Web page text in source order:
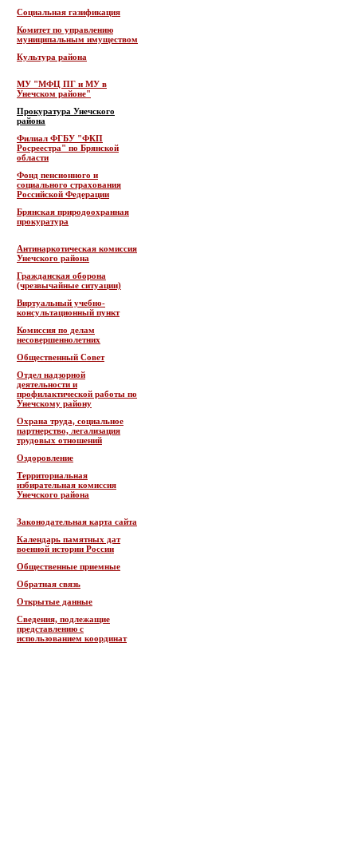
Социальная газификация
Комитет по управлению
муниципальным имуществом
Культура района
МУ "МФЦ ПГ и МУ в
Унечском районе"
Прокуратура Унечского
района
Филиал ФГБУ "ФКП
Росреестра" по Брянской
области
Фонд пенсионного и
социального страхования
Российской Федерации
Брянская природоохранная
прокуратура
Антинаркотическая комиссия
Унечского района
Гражданская оборона
(чрезвычайные ситуации)
Виртуальный учебно-
консультационный пункт
Комиссия по делам
несовершеннолетних
Общественный Совет
Отдел надзорной
деятельности и
профилактической работы по
Унечскому району
Охрана труда, социальное
партнерство, легализация
трудовых отношений
Оздоровление
Территориальная
избирательная комиссия
Унечского района
Законодательная карта сайта
Календарь памятных дат
военной истории России
Общественные приемные
Обратная связь
Открытые данные
Сведения, подлежащие
представлению с
использованием координат